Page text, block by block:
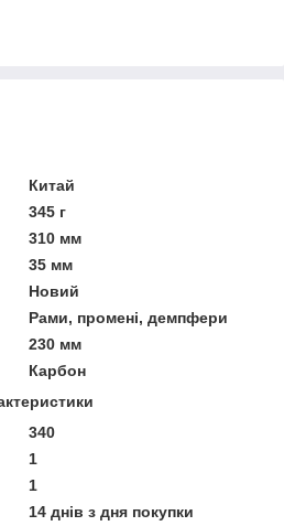
Китай
345 г
310 мм
35 мм
Новий
Рами, промені, демпфери
230 мм
Карбон
340
1
1
14 днів з дня покупки